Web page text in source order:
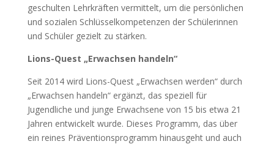
geschulten Lehrkräften vermittelt, um die persönlichen
und sozialen Schlüsselkompetenzen der Schülerinnen
und Schüler gezielt zu stärken.
Lions-Quest „Erwachsen handeln“
Seit 2014 wird Lions-Quest „Erwachsen werden“ durch
„Erwachsen handeln“ ergänzt, das speziell für
Jugendliche und junge Erwachsene von 15 bis etwa 21
Jahren entwickelt wurde. Dieses Programm, das über
ein reines Präventionsprogramm hinausgeht und auch